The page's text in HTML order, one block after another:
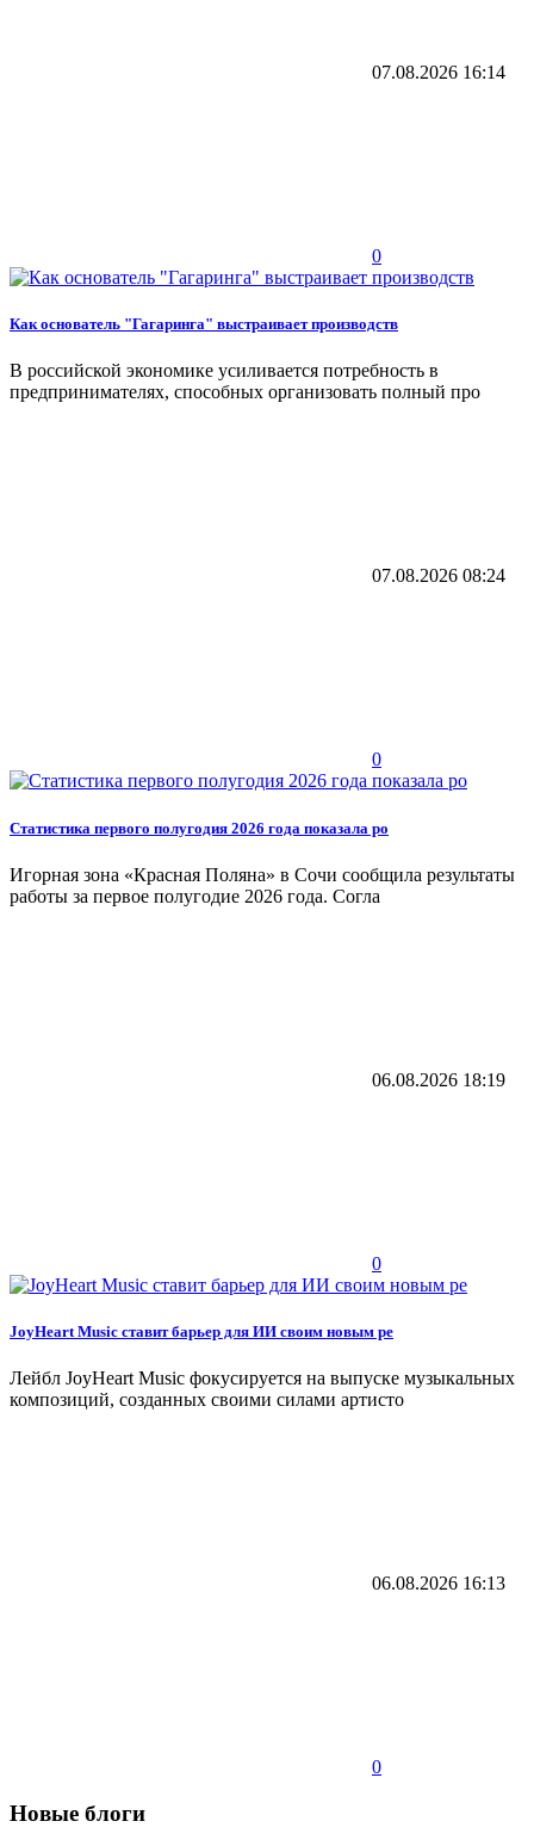
07.08.2026 16:14
0
Как основатель "Гагаринга" выстраивает производств
В российской экономике усиливается потребность в
предпринимателях, способных организовать полный про
07.08.2026 08:24
0
Статистика первого полугодия 2026 года показала ро
Игорная зона «Красная Поляна» в Сочи сообщила результаты
работы за первое полугодие 2026 года. Согла
06.08.2026 18:19
0
JoyHeart Music ставит барьер для ИИ своим новым ре
Лейбл JoyHeart Music фокусируется на выпуске музыкальных
композиций, созданных своими силами артисто
06.08.2026 16:13
0
Новые блоги